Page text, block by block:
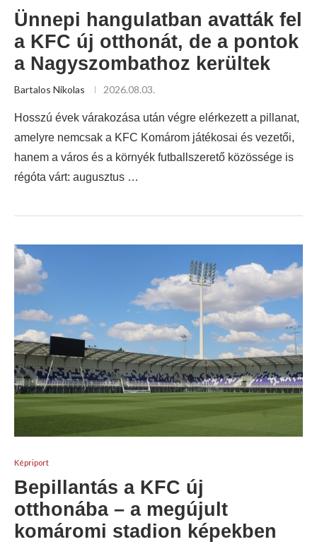
Ünnepi hangulatban avatták fel
a KFC új otthonát, de a pontok
a Nagyszombathoz kerültek
Bartalos Nikolas 2026.08.03.
Hosszú évek várakozása után végre elérkezett a pillanat,
amelyre nemcsak a KFC Komárom játékosai és vezetői,
hanem a város és a környék futballszerető közössége is
régóta várt: augusztus …
Képriport
Bepillantás a KFC új
otthonába – a megújult
komáromi stadion képekben